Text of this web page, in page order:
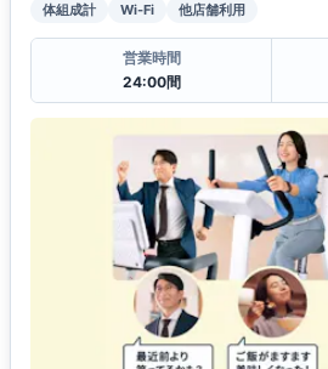
体組成計 Wi-Fi 他店舗利用
営業時間
24:00間